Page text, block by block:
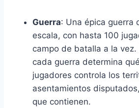
Guerra: Una épica guerra
escala, con hasta 100
campo de batalla a la
cada guerra determina
jugadores controla los
asentamientos
que contienen.